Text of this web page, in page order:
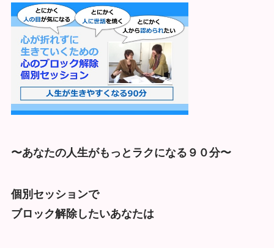
〜あなたの人生がもっとラクになる９０分〜
個別セッションで
ブロック解除したいあなたは